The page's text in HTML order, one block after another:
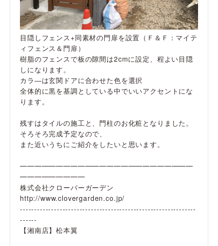
目隠しフェンス+同素材の門扉を設置（Ｆ＆Ｆ：マイテ
ィフェンス＆門扉）
樹脂のフェンスで板の隙間は2cmに設定、程よい目隠
しになります。
カラ―は玄関ドアに合わせた色を選択
全体的に黒を基調としている中でいいアクセントにな
ります。
残すはタイルの施工と、門柱のお化粧となりました。
そろそろ完成予定なので、
また近いうちにご紹介をしたいと思います。
━━━━━━━━━━━━━━━━━━━━━━━━
━━━━━━━━━
株式会社クローバーガーデン
http://www.clovergarden.co.jp/
--------------------------------------------------------------
------
【湘南店】松本翼